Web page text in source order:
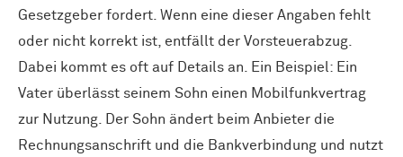
Gesetzgeber fordert. Wenn eine dieser Angaben fehlt
oder nicht korrekt ist, entfällt der Vorsteuerabzug.
Dabei kommt es oft auf Details an. Ein Beispiel: Ein
Vater überlässt seinem Sohn einen Mobilfunkvertrag
zur Nutzung. Der Sohn ändert beim Anbieter die
Rechnungsanschrift und die Bankverbindung und nutzt